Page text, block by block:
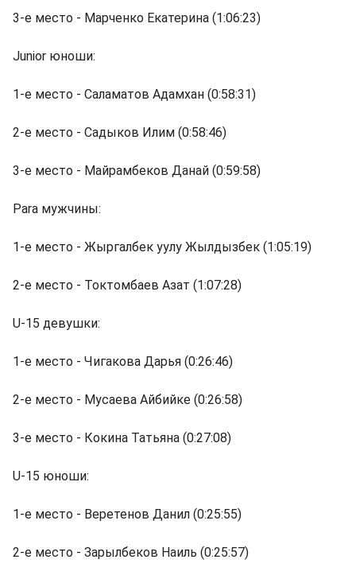
3-е место - Марченко Екатерина (1:06:23)
Junior юноши:
1-е место - Саламатов Адамхан (0:58:31)
2-е место - Садыков Илим (0:58:46)
3-е место - Майрамбеков Данай (0:59:58)
Para мужчины:
1-е место - Жыргалбек уулу Жылдызбек (1:05:19)
2-е место - Токтомбаев Азат (1:07:28)
U-15 девушки:
1-е место - Чигакова Дарья (0:26:46)
2-е место - Мусаева Айбийке (0:26:58)
3-е место - Кокина Татьяна (0:27:08)
U-15 юноши:
1-е место - Веретенов Данил (0:25:55)
2-е место - Зарылбеков Наиль (0:25:57)